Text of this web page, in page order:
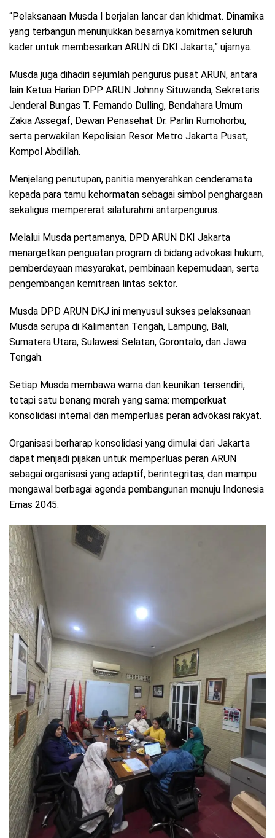
“Pelaksanaan Musda I berjalan lancar dan khidmat. Dinamika
yang terbangun menunjukkan besarnya komitmen seluruh
kader untuk membesarkan ARUN di DKI Jakarta,” ujarnya.
Musda juga dihadiri sejumlah pengurus pusat ARUN, antara
lain Ketua Harian DPP ARUN Johnny Situwanda, Sekretaris
Jenderal Bungas T. Fernando Dulling, Bendahara Umum
Zakia Assegaf, Dewan Penasehat Dr. Parlin Rumohorbu,
serta perwakilan Kepolisian Resor Metro Jakarta Pusat,
Kompol Abdillah.
Menjelang penutupan, panitia menyerahkan cenderamata
kepada para tamu kehormatan sebagai simbol penghargaan
sekaligus mempererat silaturahmi antarpengurus.
Melalui Musda pertamanya, DPD ARUN DKI Jakarta
menargetkan penguatan program di bidang advokasi hukum,
pemberdayaan masyarakat, pembinaan kepemudaan, serta
pengembangan kemitraan lintas sektor.
Musda DPD ARUN DKJ ini menyusul sukses pelaksanaan
Musda serupa di Kalimantan Tengah, Lampung, Bali,
Sumatera Utara, Sulawesi Selatan, Gorontalo, dan Jawa
Tengah.
Setiap Musda membawa warna dan keunikan tersendiri,
tetapi satu benang merah yang sama: memperkuat
konsolidasi internal dan memperluas peran advokasi rakyat.
Organisasi berharap konsolidasi yang dimulai dari Jakarta
dapat menjadi pijakan untuk memperluas peran ARUN
sebagai organisasi yang adaptif, berintegritas, dan mampu
mengawal berbagai agenda pembangunan menuju Indonesia
Emas 2045.